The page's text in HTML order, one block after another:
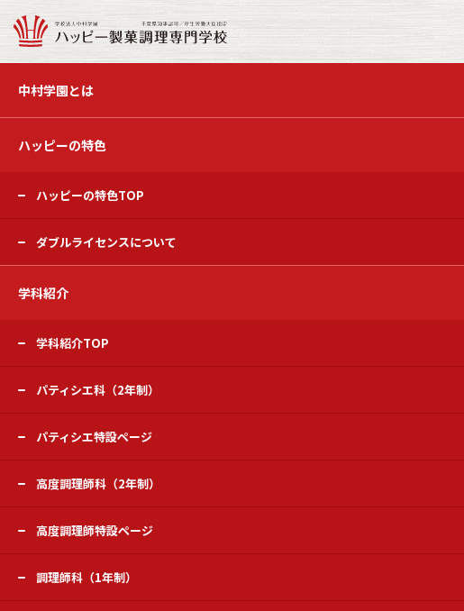
中村学園とは
ハッピーの特色
ハッピーの特色TOP
ダブルライセンスについて
学科紹介
学科紹介TOP
パティシエ科（2年制）
パティシエ特設ページ
高度調理師科（2年制）
高度調理師特設ページ
調理師科（1年制）